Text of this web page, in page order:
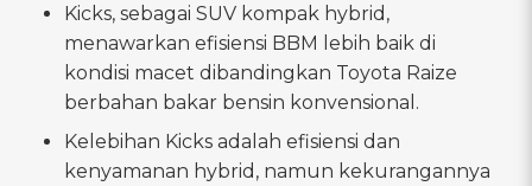
Kicks, sebagai SUV kompak hybrid,
menawarkan efisiensi BBM lebih baik di
kondisi macet dibandingkan Toyota Raize
berbahan bakar bensin konvensional.
Kelebihan Kicks adalah efisiensi dan
kenyamanan hybrid, namun kekurangannya